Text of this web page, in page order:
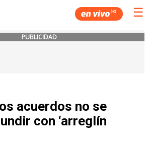
☰
PUBLICIDAD
acuerdos no se
con ‘arreglín